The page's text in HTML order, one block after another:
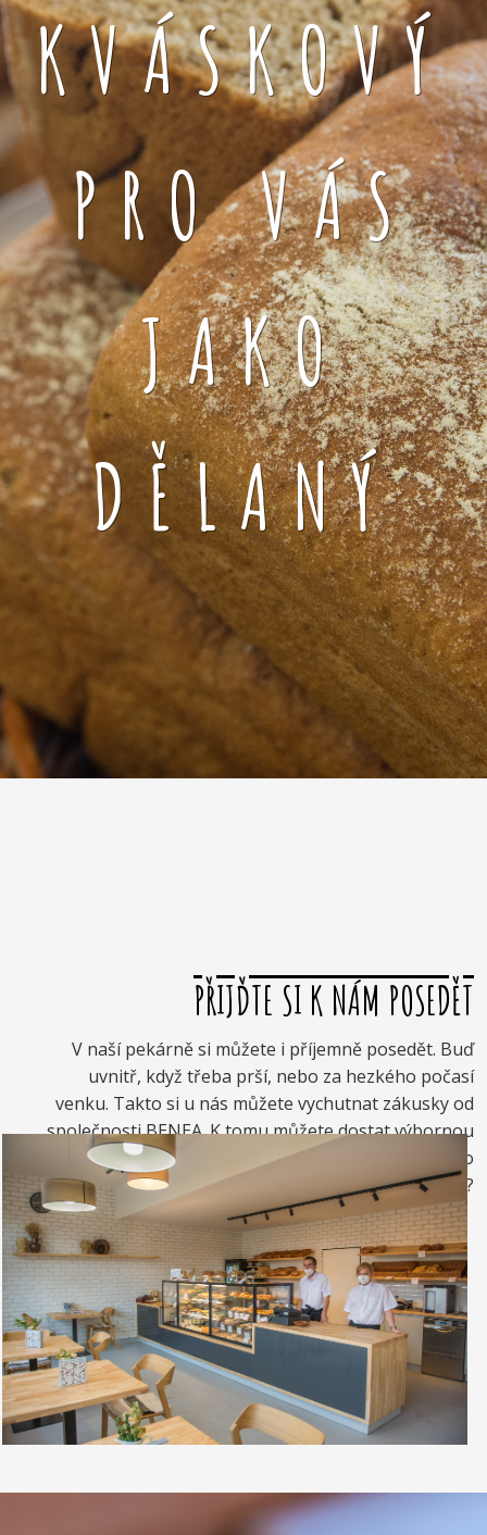
KVÁSKOVÝ
PRO VÁS
JAKO
DĚLANÝ
PŘIJĎTE SI K NÁM POSEDĚT
V naší pekárně si můžete i příjemně posedět. Buď
uvnitř, když třeba prší, nebo za hezkého počasí
venku. Takto si u nás můžete vychutnat zákusky od
společnosti BENEA. K tomu můžete dostat výbornou
kávou. Nebo si raději dáte zrmzlinový pohár nebo
vynikající točenou zmrzlinu?